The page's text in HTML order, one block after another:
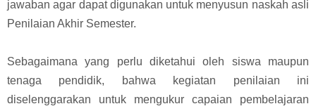
jawaban agar dapat digunakan untuk menyusun naskah asli
Penilaian Akhir Semester.
Sebagaimana yang perlu diketahui oleh siswa maupun
tenaga pendidik, bahwa kegiatan penilaian ini
diselenggarakan untuk mengukur capaian pembelajaran